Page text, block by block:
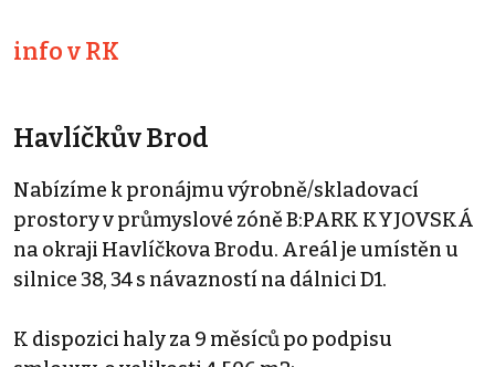
info v RK
Havlíčkův Brod
Nabízíme k pronájmu výrobně/skladovací
prostory v průmyslové zóně B:PARK KYJOVSKÁ
na okraji Havlíčkova Brodu. Areál je umístěn u
silnice 38, 34 s návazností na dálnici D1.
K dispozici haly za 9 měsíců po podpisu